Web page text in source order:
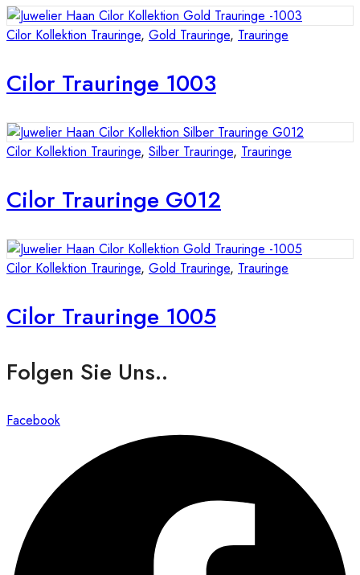
Cilor Kollektion Trauringe, Gold Trauringe, Trauringe
Cilor Trauringe 1003
Cilor Kollektion Trauringe, Silber Trauringe, Trauringe
Cilor Trauringe G012
Cilor Kollektion Trauringe, Gold Trauringe, Trauringe
Cilor Trauringe 1005
Folgen Sie Uns..
Facebook